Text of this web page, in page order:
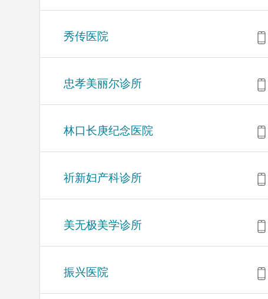
秀传医院
忠孝美丽尔诊所
林口长庚纪念医院
祈新妇产科诊所
美无极美学诊所
振兴医院